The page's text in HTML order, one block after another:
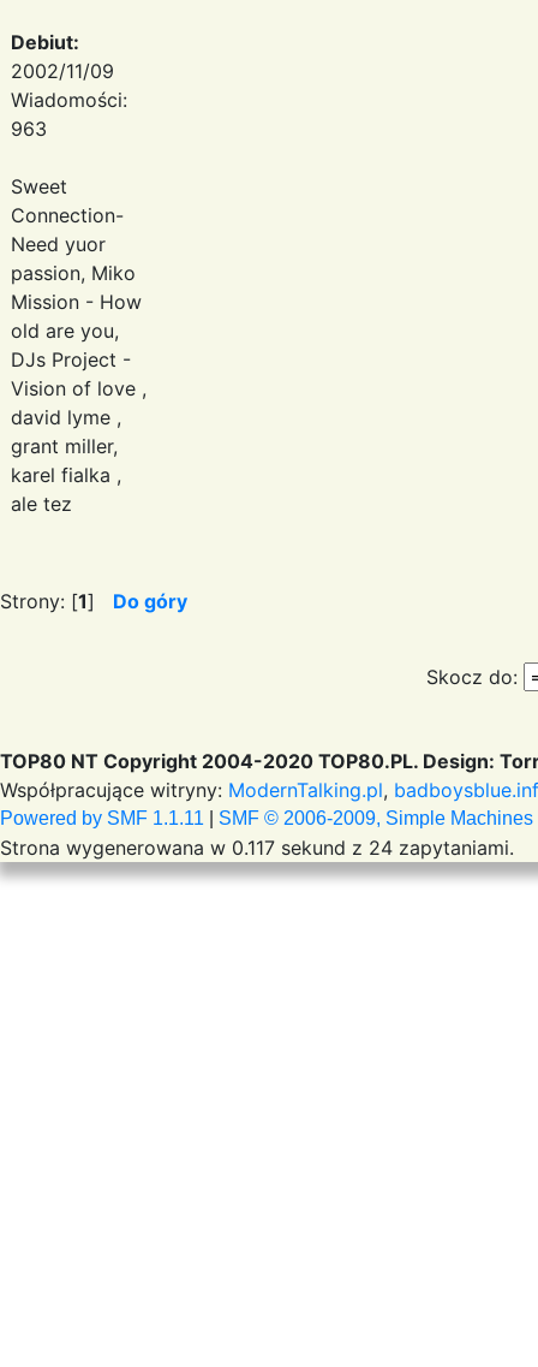
Debiut:
2002/11/09
Wiadomości:
963
Sweet
Connection-
Need yuor
passion, Miko
Mission - How
old are you,
DJs Project -
Vision of love ,
david lyme ,
grant miller,
karel fialka ,
ale tez
Strony: [1] Do góry
Skocz do:
TOP80 NT Copyright 2004-2020 TOP80.PL. Design:
Współpracujące witryny: ModernTalking.pl,
Powered by SMF 1.1.11 SMF © 2006-2009, Simple Machines
Strona wygenerowana w 0.117 sekund z 24 zapytaniami.